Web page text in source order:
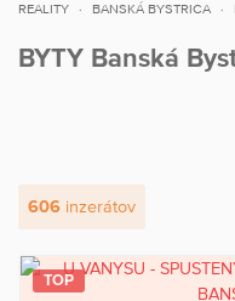
REALITY BANSKÁ BYSTRICA
BYTY Banská
606 inzerátov
TOP